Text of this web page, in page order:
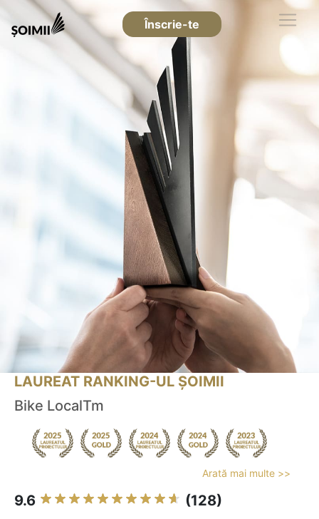
Înscrie-te
LAUREAT RANKING-UL ȘOIMII
Bike LocalTm
Arată mai multe >>
9.6 (128)